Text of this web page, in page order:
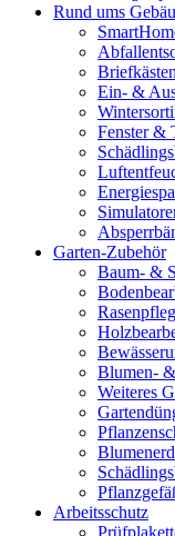
Rund ums
Ein- &
Fenster &
Garten-Zubehör
Baum- &
Blumen-
Weiteres
Arbeitsschutz